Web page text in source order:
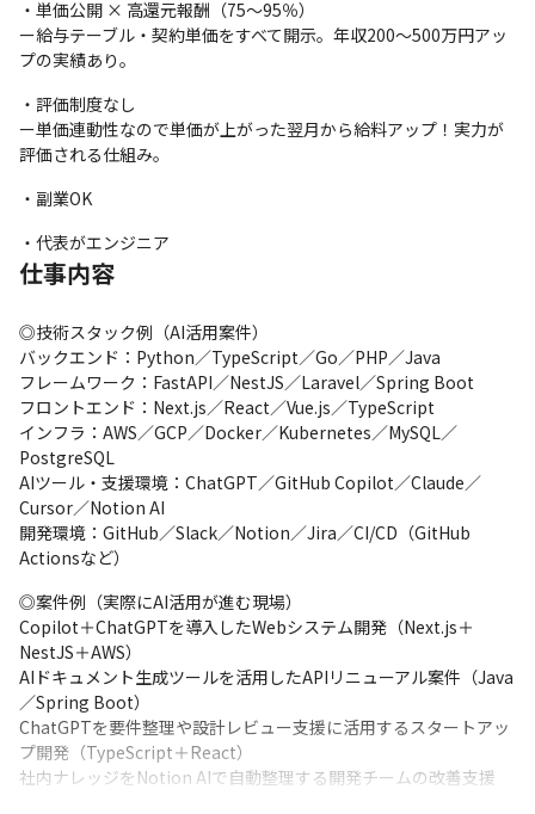
・単価公開 × 高還元報酬（75〜95％）
ー給与テーブル・契約単価をすべて開示。年収200〜500万円アッ
プの実績あり。
・評価制度なし
ー単価連動性なので単価が上がった翌月から給料アップ！実力が
評価される仕組み。
・副業OK
・代表がエンジニア
仕事内容
◎技術スタック例（AI活用案件）
バックエンド：Python／TypeScript／Go／PHP／Java
フレームワーク：FastAPI／NestJS／Laravel／Spring Boot
フロントエンド：Next.js／React／Vue.js／TypeScript
インフラ：AWS／GCP／Docker／Kubernetes／MySQL／
PostgreSQL
AIツール・支援環境：ChatGPT／GitHub Copilot／Claude／
Cursor／Notion AI
開発環境：GitHub／Slack／Notion／Jira／CI/CD（GitHub
Actionsなど）
◎案件例（実際にAI活用が進む現場）
Copilot＋ChatGPTを導入したWebシステム開発（Next.js＋
NestJS＋AWS）
AIドキュメント生成ツールを活用したAPIリニューアル案件（Java
／Spring Boot）
ChatGPTを要件整理や設計レビュー支援に活用するスタートアッ
プ開発（TypeScript＋React）
社内ナレッジをNotion AIで自動整理する開発チームの改善支援